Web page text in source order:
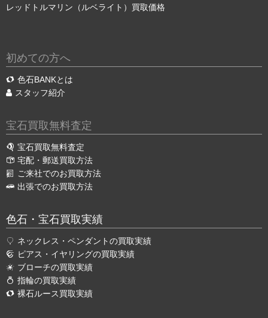
レッドトルマリン（ルベライト）買取価格
初めての方へ
色石BANKとは
スタッフ紹介
宝石買取無料査定
宝石買取無料査定
宅配・郵送買取方法
ご来社でのお買取方法
出張でのお買取方法
色石・宝石買取実績
ネックレス・ペンダントの買取実績
ピアス・イヤリングの買取実績
ブローチの買取実績
指輪の買取実績
裸石ルース買取実績